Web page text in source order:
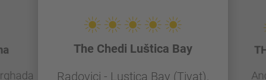
The Chedi Luštica Bay
Radovici - Lustica Bay (Tivat),